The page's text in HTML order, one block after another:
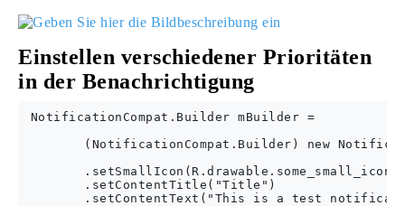
Einstellen verschiedener Prioritäten
in der Benachrichtigung
NotificationCompat.Builder mBuilder =
(NotificationCompat.Builder) new
        .setSmallIcon(R.drawable.some_small_icon)
        .setContentTitle("Title")
.setContentText("This is a test